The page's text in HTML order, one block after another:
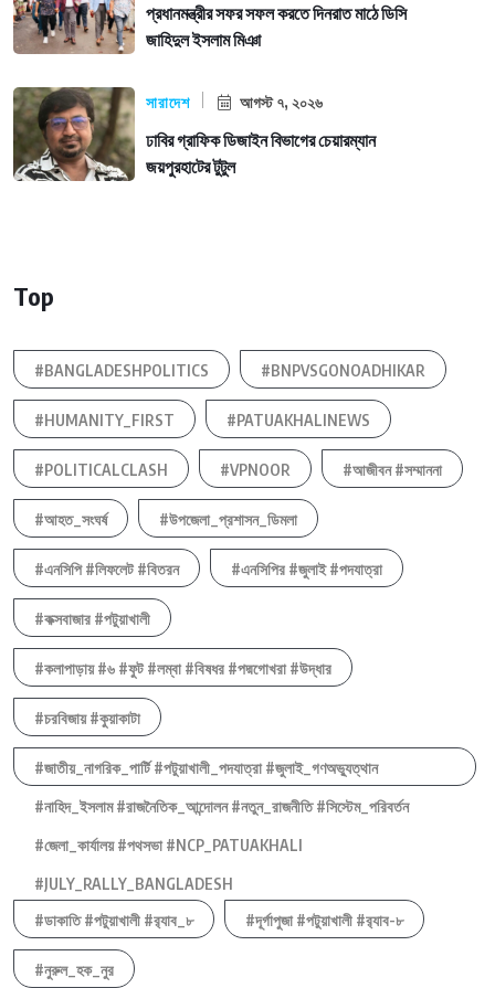
প্রধানমন্ত্রীর সফর সফল করতে দিনরাত মাঠে ডিসি
জাহিদুল ইসলাম মিঞা
সারাদেশ আগস্ট ৭, ২০২৬
ঢাবির গ্রাফিক ডিজাইন বিভাগের চেয়ারম্যান
জয়পুরহাটের টুটুল
Top
#BANGLADESHPOLITICS #BNPVSGONOADHIKAR
#HUMANITY_FIRST #PATUAKHALINEWS
#POLITICALCLASH #VPNOOR #আজীবন #সম্মাননা
#আহত_সংঘর্ষ #উপজেলা_প্রশাসন_ডিমলা
#এনসিপি #লিফলেট #বিতরন #এনসিপির #জুলাই #পদযাত্রা
#কক্সবাজার #পটুয়াখালী
#কলাপাড়ায় #৬ #ফুট #লম্বা #বিষধর #পদ্মগোখরা #উদ্ধার
#চরবিজায় #কুয়াকাটা
#জাতীয়_নাগরিক_পার্টি #পটুয়াখালী_পদযাত্রা #জুলাই_গণঅভ্যুত্থান
#নাহিদ_ইসলাম #রাজনৈতিক_আন্দোলন #নতুন_রাজনীতি #সিস্টেম_পরিবর্তন
#জেলা_কার্যালয় #পথসভা #NCP_PATUAKHALI
#JULY_RALLY_BANGLADESH
#ডাকাতি #পটুয়াখালী #র‍্যাব_৮
#দূর্গাপুজা #পটুয়াখালী #র‍্যাব-৮
#নুরুল_হক_নুর